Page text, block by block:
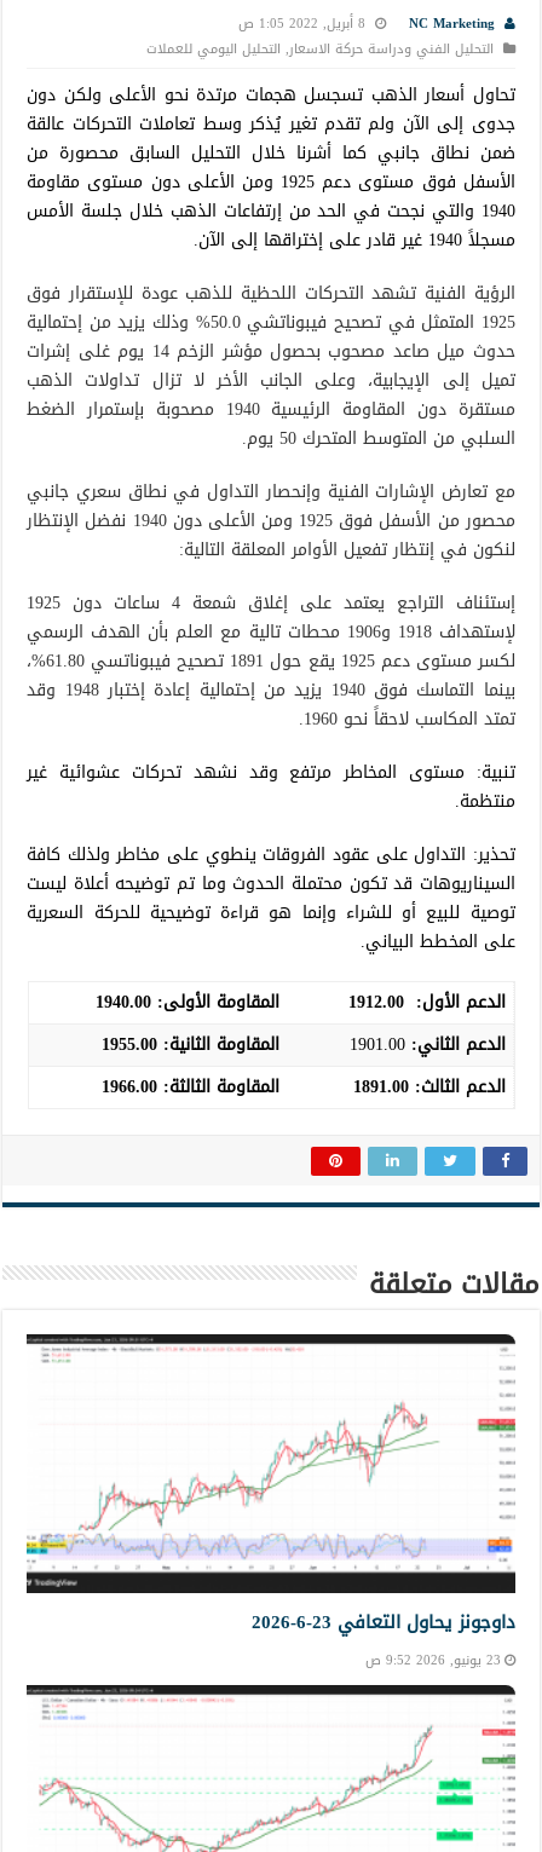
NC Marketing
8 أبريل, 2022 1:05 ص
التحليل الفني ودراسة حركة الاسعار, التحليل اليومي للعملات
تحاول أسعار الذهب تسجسل هجمات مرتدة نحو الأعلى ولكن دون
جدوى إلى الآن ولم تقدم تغير يُذكر وسط تعاملات التحركات عالقة
ضمن نطاق جانبي كما أشرنا خلال التحليل السابق محصورة من
الأسفل فوق مستوى دعم 1925 ومن الأعلى دون مستوى مقاومة
1940 والتي نجحت في الحد من إرتفاعات الذهب خلال جلسة الأمس
مسجلاً 1940 غير قادر على إختراقها إلى الآن.
الرؤية الفنية تشهد التحركات اللحظية للذهب عودة للإستقرار فوق
1925 المتمثل في تصحيح فيبوناتشي 50.0% وذلك يزيد من إحتمالية
حدوث ميل صاعد مصحوب بحصول مؤشر الزخم 14 يوم غلى إشرات
تميل إلى الإيجابية، وعلى الجانب الأخر لا تزال تداولات الذهب
مستقرة دون المقاومة الرئيسية 1940 مصحوبة بإستمرار الضغط
السلبي من المتوسط المتحرك 50 يوم.
مع تعارض الإشارات الفنية وإنحصار التداول في نطاق سعري جانبي
محصور من الأسفل فوق 1925 ومن الأعلى دون 1940 نفضل الإنتظار
لنكون في إنتظار تفعيل الأوامر المعلقة التالية:
إستئناف التراجع يعتمد على إغلاق شمعة 4 ساعات دون 1925
لإستهداف 1918 و1906 محطات تالية مع العلم بأن الهدف الرسمي
لكسر مستوى دعم 1925 يقع حول 1891 تصحيح فيبوناتسي 61.80%،
بينما التماسك فوق 1940 يزيد من إحتمالية إعادة إختبار 1948 وقد
تمتد المكاسب لاحقاً نحو 1960.
تنبية: مستوى المخاطر مرتفع وقد نشهد تحركات عشوائية غير
منتظمة.
تحذير: التداول على عقود الفروقات ينطوي على مخاطر ولذلك كافة
السيناريوهات قد تكون محتملة الحدوث وما تم توضيحه أعلاة ليست
توصية للبيع أو للشراء وإنما هو قراءة توضيحية للحركة السعرية
على المخطط البياني.
الدعم الأول: 1912.00 المقاومة الأولى: 1940.00
الدعم الثاني:
المقاومة الثانية: 1955.00
الدعم الثالث:
1891.00 المقاومة الثالثة: 1966.00
مقالات متعلقة
داوجونز يحاول التعافي 23-6-2026
23 يونيو, 2026 9:52 ص